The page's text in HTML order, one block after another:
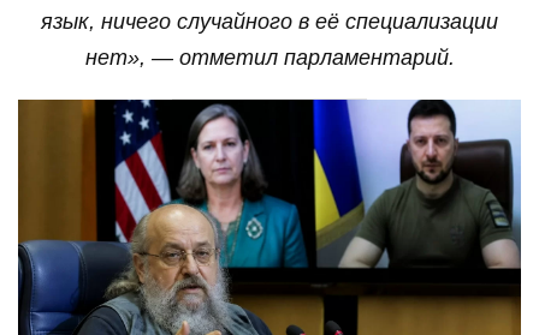
язык, ничего случайного в её специализации
нет», — отметил парламентарий.